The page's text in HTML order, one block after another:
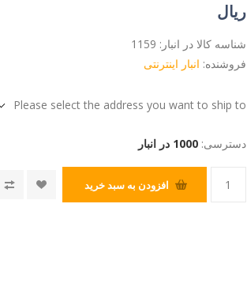
ریال
شناسه کالا در انبار: 1159
فروشنده: انبار اینترنتی
Please select the address you want to ship to
دسترسی: 1000 در انبار
افزودن به سبد خرید